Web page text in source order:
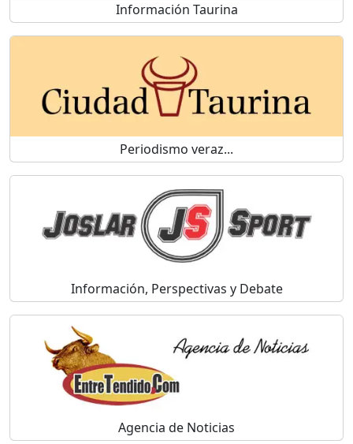
Información Taurina
Periodismo veraz...
Información, Perspectivas y Debate
Agencia de Noticias